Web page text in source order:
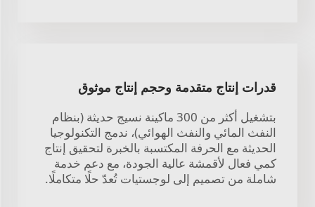
قدرات إنتاج متقدمة وحجم إنتاج موثوق
بتشغيل أكثر من 300 ماكينة نسيج حديثة (بنظام
النفث المائي والنفث الهوائي)، ندمج التكنولوجيا
الحديثة مع الحرفة المكتسبة بالخبرة لتحقيق إنتاج
كمي فعال لأقمشة عالية الجودة، مع دعم خدمة
شاملة من تصميم إلى لوجستيات تُعدّ حلًا متكاملًا.